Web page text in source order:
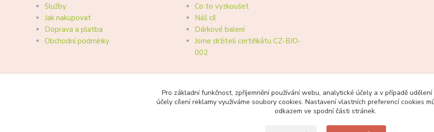
Služby
Jak nakupovat
Doprava a platba
Obchodní podmínky
Co to vyzkoušet
Náš cíl
Dárkové balení
Jsme držiteli certifikátu CZ-BIO-
002
Pro základní funkčnost, zpříjemnění používání webu, analytické účely a v případě
účely cílení reklamy využíváme soubory cookies. Nastavení vlastních preferencí cookies
odkazem ve spodní části stránek.